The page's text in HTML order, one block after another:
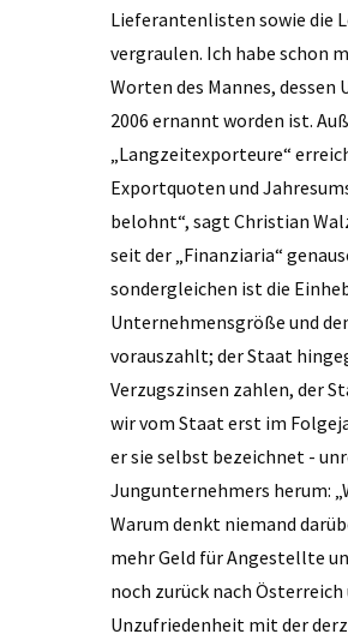
Lieferantenlisten sowie die
vergraulen. Ich habe schon
Worten des Mannes,
2006 ernannt worden ist.
„Langzeitexporteure“
Exportquoten und
belohnt“, sagt Christian
seit der „Finanziaria“
sondergleichen ist die
Unternehmensgröße und
vorauszahlt; der Staat
Verzugszinsen zahlen, der
wir vom Staat erst im
er sie selbst bezeichnet -
Jungunternehmers herum:
Warum denkt niemand
mehr Geld für Angestellte
noch zurück nach
Unzufriedenheit mit der